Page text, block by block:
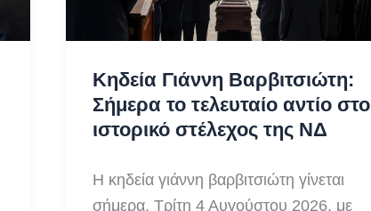
Κηδεία Γιάννη Βαρβιτσιώτη:
Σήμερα το τελευταίο αντίο στο
ιστορικό στέλεχος της ΝΔ
Η κηδεία γιάννη βαρβιτσιώτη γίνεται
σήμερα, Τρίτη 4 Αυγούστου 2026, με